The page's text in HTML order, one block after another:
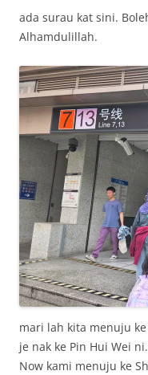
ada surau kat sini.
Alhamdulillah.
mari lah kita menuju
je nak ke Pin Hui Wei
Now kami menuju ke